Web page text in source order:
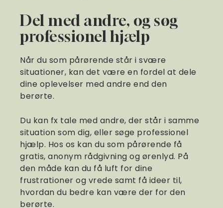
Del med andre, og søg
professionel hjælp
Når du som pårørende står i svære
situationer, kan det være en fordel at dele
dine oplevelser med andre end den
berørte.
Du kan fx tale med andre, der står i samme
situation som dig, eller søge professionel
hjælp. Hos os kan du som pårørende få
gratis, anonym rådgivning og ørenlyd. På
den måde kan du få luft for dine
frustrationer og vrede samt få ideer til,
hvordan du bedre kan være der for den
berørte.